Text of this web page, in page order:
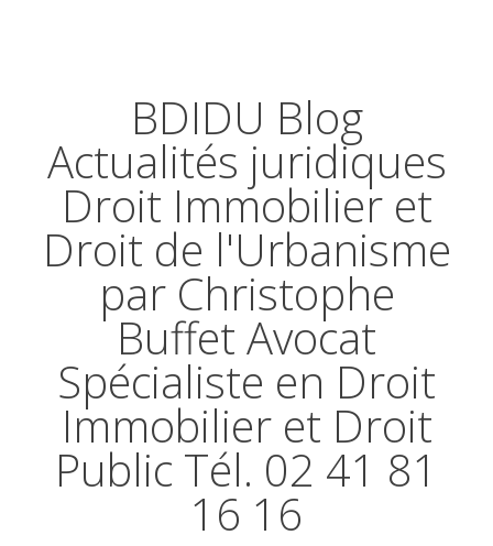
BDIDU Blog
Actualités juridiques
Droit Immobilier et
Droit de l'Urbanisme
par Christophe
Buffet Avocat
Spécialiste en Droit
Immobilier et Droit
Public Tél. 02 41 81
16 16